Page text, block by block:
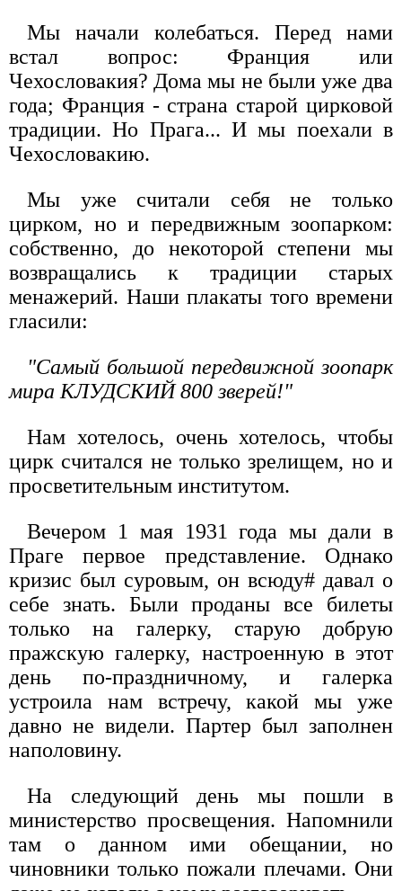
Мы начали колебаться. Перед нами
встал вопрос: Франция или
Чехословакия? Дома мы не были уже два
года; Франция - страна старой цирковой
традиции. Но Прага... И мы поехали в
Чехословакию.
Мы уже считали себя не только
цирком, но и передвижным зоопарком:
собственно, до некоторой степени мы
возвращались к традиции старых
менажерий. Наши плакаты того времени
гласили:
"Самый большой передвижной зоопарк
мира КЛУДСКИЙ 800 зверей!"
Нам хотелось, очень хотелось, чтобы
цирк считался не только зрелищем, но и
просветительным институтом.
Вечером 1 мая 1931 года мы дали в
Праге первое представление. Однако
кризис был суровым, он всюду# давал о
себе знать. Были проданы все билеты
только на галерку, старую добрую
пражскую галерку, настроенную в этот
день по-праздничному, и галерка
устроила нам встречу, какой мы уже
давно не видели. Партер был заполнен
наполовину.
На следующий день мы пошли в
министерство просвещения. Напомнили
там о данном ими обещании, но
чиновники только пожали плечами. Они